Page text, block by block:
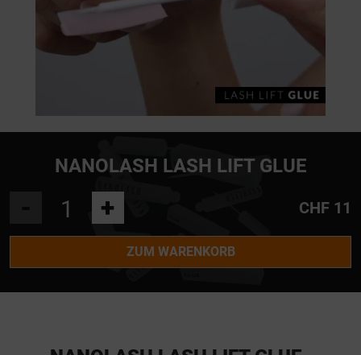
NANOLASH LASH LIFT GLUE
+ CHF 11
ZUM WARENKORB